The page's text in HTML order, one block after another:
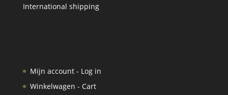
International shipping
Mijn account - Log in
Winkelwagen - Cart